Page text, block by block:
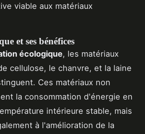
viable aux matériaux
et ses bénéfices
écologique, les matériaux
cellulose, le chanvre, et la laine
Ces matériaux non
la consommation d'énergie en
intérieure stable, mais
à l'amélioration de la